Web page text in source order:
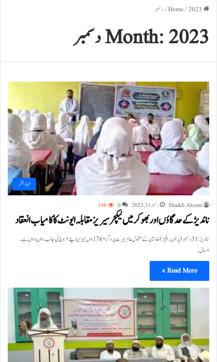
/2023
/دسمبر
Month:2023 دسمبر
مہاراشٹر
Shaikh Akram دسمبر 31, 2023 0
148
ناندیڑ کے حدگاؤں اور بھوکر میں لیکچر سیریز مقابلہ ایونٹ کا کامیاب انعقاد
ناندیڑ:31 دسمبر(پریس ریلیز)خادمین کے مقبول عام سیرت پروگرام کا 17 واں سیزن اپنے عروج کی جانب رواں دواں ہے۔
امسال…
Read More »